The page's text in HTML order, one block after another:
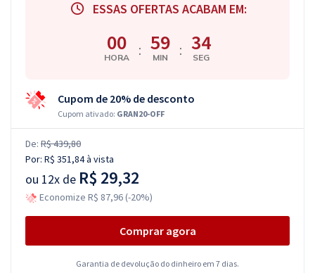
ESSAS OFERTAS ACABAM EM:
00
HORA : 59
MIN : 33
SEG
Cupom de 20% de desconto
Cupom ativado: GRAN20-OFF
De: R$ 439,80
Por: R$ 351,84à vista
ou 12x de R$ 29,32
Economize R$ 87,96 (-20%)
Comprar agora
Garantia de devolução do dinheiro em 7 dias.